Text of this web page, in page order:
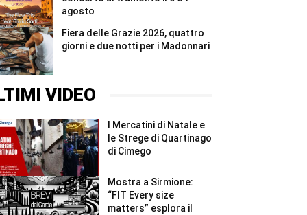
agosto
Fiera delle Grazie 2026, quattro
giorni e due notti per i Madonnari
VIDEO
I Mercatini di Natale e
le Strege di Quartinago
di Cimego
Mostra a Sirmione:
“FIT Every size
matters” esplora il